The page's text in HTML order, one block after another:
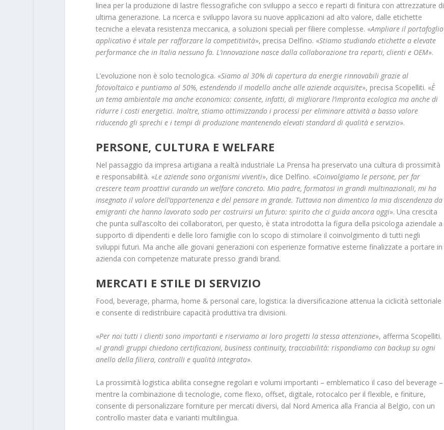
linea per la produzione di lastre flessografiche con sviluppo a secco e reparti di finitura con attrezzature di
ultima generazione. La ricerca e sviluppo lavora su nuove applicazioni ad alto valore, dalle etichette
tecniche a elevata resistenza meccanica, a soluzioni speciali per filiere complesse. «Ampliare il portafoglio
applicativo è vitale per rafforzare la competitività», precisa Delfino. «Stiamo studiando etichette a elevate
performance che in Italia nessuno fa. L’innovazione nasce dalla collaborazione tra reparti, clienti e OEM».
L’evoluzione non è solo tecnologica. «Siamo al 30% di copertura da energie rinnovabili grazie al
fotovoltaico e puntiamo al 50%, estendendo il modello anche alle aziende acquisite», precisa Scopelliti. «È
un tema ambientale ma anche economico: consente, infatti, di migliorare l’impronta ecologica ma anche di
ridurre i costi energetici. Inoltre, stiamo ottimizzando i processi per eliminare attività a basso valore
riducendo gli sprechi e i tempi di produzione mantenendo elevati standard di qualità e servizio».
PERSONE, CULTURA E WELFARE
Nel passaggio da impresa artigiana a realtà industriale La Prensa ha preservato una cultura di prossimità
e responsabilità. «Le aziende sono organismi viventi», dice Delfino. «Coinvolgiamo le persone, per far
crescere team proattivi curando un welfare concreto. Mio padre, formatosi in grandi multinazionali, mi ha
insegnato il valore dell’appartenenza e del pensare in grande. Tuttavia non dimentico la mia discendenza da
emigranti che hanno lavorato sodo per costruirsi un futuro: spirito che ci guida ancora oggi». Una crescita
che punta sull’ascolto dei collaboratori, per questo, è stata introdotta la figura della psicologa aziendale a
supporto di dipendenti e delle loro famiglie con lo scopo di stimolare il coinvolgimento di tutti negli
sviluppi futuri. Ma anche alle giovani generazioni con esperienze formative esterne finalizzate a portare in
azienda con competenze maturate presso grandi brand.
MERCATI E STILE DI SERVIZIO
Food, beverage, pharma, home & personal care, logistica: la diversificazione attenua la ciclicità settoriale
e consente di redistribuire capacità produttiva tra divisioni.
«Per noi tutti i clienti sono importanti e riserviamo ai loro progetti la stessa attenzione», afferma Scopelliti.
«I grandi gruppi chiedono certificazioni, business continuity, tracciabilità: rispondiamo con backup su ogni
anello della filiera, controlli e qualità integrata».
La prossimità logistica abilita consegne regolari e volumi importanti – emblematico il caso del beverage –
mentre la combinazione di tecnologie, come flexo, offset, digitale, rotocalco per il flexible, e finiture,
consente di personalizzare forniture per mercati diversi, dal Nord America alla Francia al Belgio, con un
controllo master data e varianti multilingua.